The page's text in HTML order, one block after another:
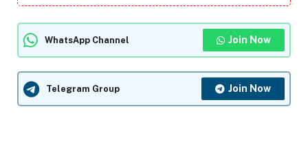
WhatsApp Channel Join Now
Telegram Group Join Now